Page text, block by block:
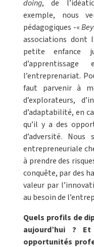
doing, de
exemple, nous
pédagogiques -«
associations dont
petite enfance
l’entreprenariat.
faut parvenir à
d’explorateurs,
d’adaptabilité, en
qu’il y a des
d’adversité.
entrepreneuriale
à prendre des
conquête, par des
valeur par
au besoin de
Quels profils de
aujourd’hui ?
opportunités